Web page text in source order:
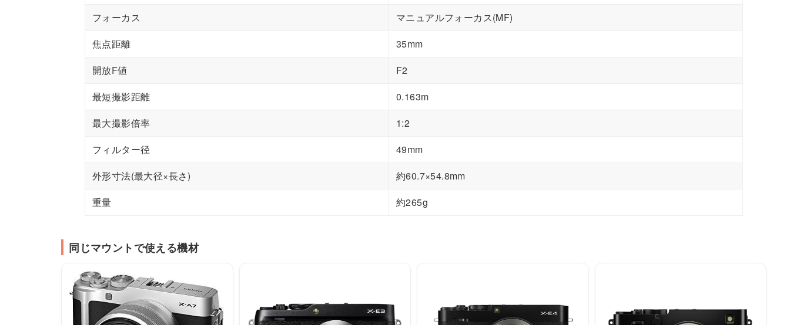
フォーカス
マニュアルフォーカス(MF)
焦点距離
35mm
開放F値
F2
最短撮影距離
0.163m
最大撮影倍率
1:2
フィルター径
49mm
外形寸法(最大径×長さ)
約60.7×54.8mm
重量
約265g
同じマウントで使える機材